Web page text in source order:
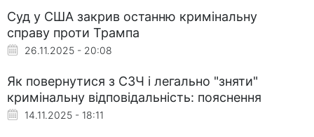
Суд у США закрив останню кримінальну
справу проти Трампа
26.11.2025 - 20:08
Як повернутися з СЗЧ і легально "зняти"
кримінальну відповідальність: пояснення
14.11.2025 - 18:11